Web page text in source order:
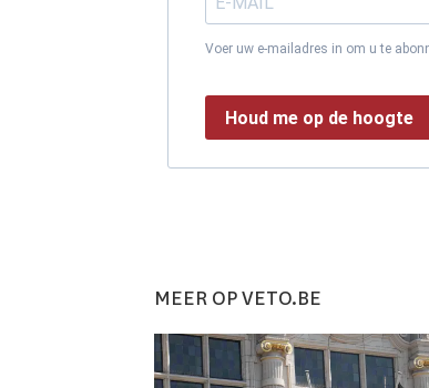
Voer uw e-mailadres in om u te
Houd me op de hoogte
MEER OP VETO.BE